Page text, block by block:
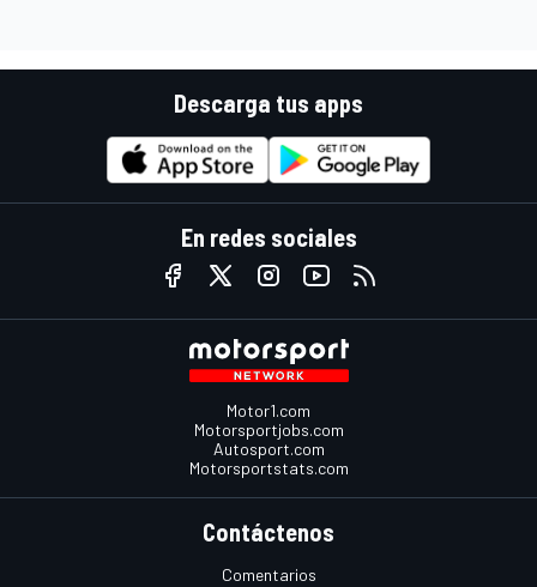
Descarga tus apps
En redes sociales
Motor1.com
Motorsportjobs.com
Autosport.com
Motorsportstats.com
Contáctenos
Comentarios